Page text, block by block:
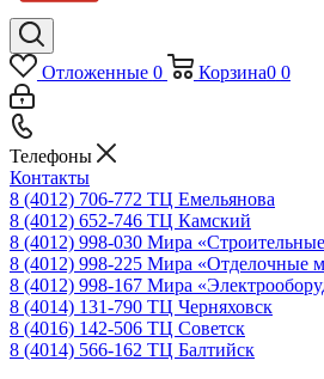
Отложенные 0 Корзина0 0
Телефоны
Контакты
8 (4012) 706-772 ТЦ Емельянова
8 (4012) 652-746 ТЦ Камский
8 (4012) 998-030 Мира
8 (4012) 998-225 Мира «Отделочные
8 (4012) 998-167 Мира
8 (4014) 131-790 ТЦ Черняховск
8 (4016) 142-506 ТЦ Советск
8 (4014) 566-162 ТЦ Балтийск